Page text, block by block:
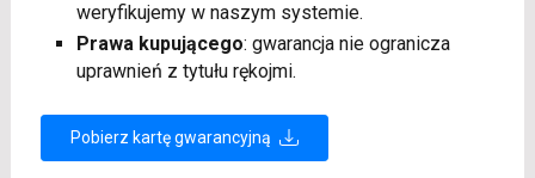
weryfikujemy w naszym systemie.
Prawa kupującego: gwarancja nie ogranicza
uprawnień z tytułu rękojmi.
Pobierz kartę gwarancyjną